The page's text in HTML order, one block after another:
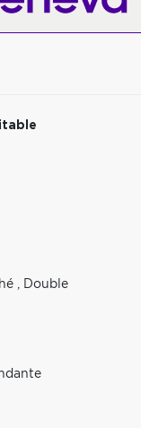
, Double